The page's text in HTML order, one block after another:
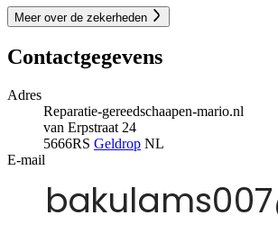
Meer over de zekerheden
Contactgegevens
Adres
Reparatie-gereedschaapen-mario.nl
van Erpstraat 24
5666RS Geldrop NL
E-mail